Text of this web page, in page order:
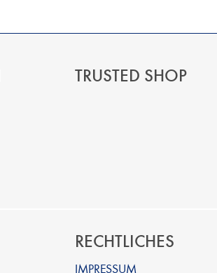
TRUSTED SHOP
RECHTLICHES
IMPRESSUM